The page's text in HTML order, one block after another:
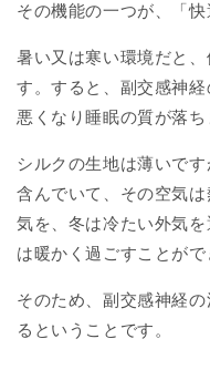
その機能の一つが、「快
暑い又は寒い環境だと
す。すると、副交感神
悪くなり睡眠の質が落ち
シルクの生地は薄いで
含んでいて、その空気
気を、冬は冷たい外気
は暖かく過ごすことがで
そのため、副交感神経
るということです。